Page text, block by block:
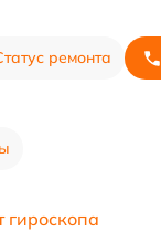
ремонта
гироскопа